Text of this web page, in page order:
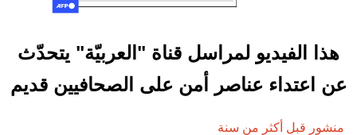
هذا الفيديو لمراسل قناة "العربيّة" يتحدّث
عن اعتداء عناصر أمن على الصحافيين قديم
منشور قبل أكثر من سنة